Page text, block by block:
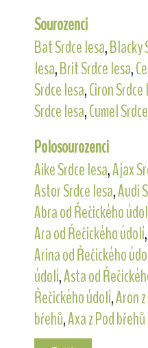
Sourozenci
Bat Srdce lesa,Blacky
lesa,Brit Srdce lesa,
Srdce lesa,Ciron
Srdce lesa,Cumel
Polosourozenci
Aike Srdce lesa,Ajax
Astor Srdce lesa,Audi
Abra od Řečického
Ara od Řečického údolí,
Arina od Řečického
údolí,Asta od
Řečického údolí,Aron
břehů,Axa z Pod břehů